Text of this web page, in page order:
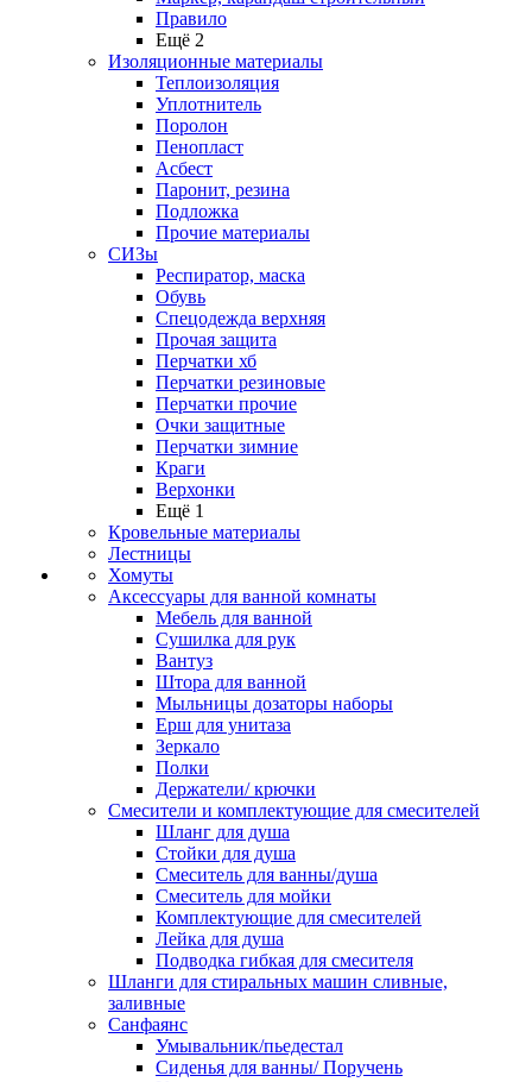
Правило
Ещё 2
Изоляционные материалы
Теплоизоляция
Уплотнитель
Поролон
Пенопласт
Асбест
Паронит, резина
Подложка
Прочие материалы
СИЗы
Респиратор, маска
Обувь
Спецодежда верхняя
Прочая защита
Перчатки хб
Перчатки резиновые
Перчатки прочие
Очки защитные
Перчатки зимние
Краги
Верхонки
Ещё 1
Кровельные материалы
Лестницы
Хомуты
Аксессуары для ванной комнаты
Мебель для ванной
Сушилка для рук
Вантуз
Штора для ванной
Мыльницы дозаторы наборы
Ерш для унитаза
Зеркало
Полки
Держатели/ крючки
Смесители и комплектующие для смесителей
Шланг для душа
Стойки для душа
Смеситель для ванны/душа
Смеситель для мойки
Комплектующие для смесителей
Лейка для душа
Подводка гибкая для смесителя
Шланги для стиральных машин сливные,
заливные
Санфаянс
Умывальник/пьедестал
Сиденья для ванны/ Поручень